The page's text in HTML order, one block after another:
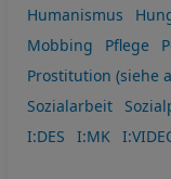
Humanismus
Mobbing
Pflege
Prostitution (siehe
Sozialarbeit
I:DES
I:MK